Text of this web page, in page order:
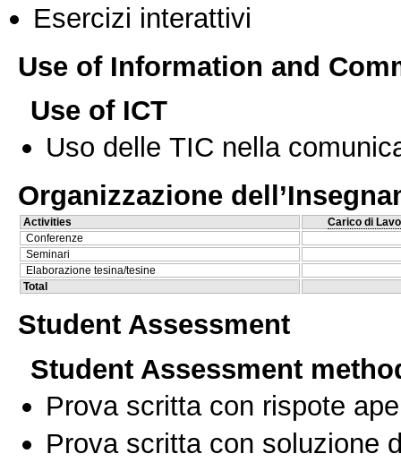
Esercizi interattivi
Use of Information and
Use of ICT
Uso delle TIC nella
Organizzazione
Activities
Carico di
Conferenze
Seminari
Elaborazione tesina/tesine
Total
Student Assessment
Student Assessment
Prova scritta con rispote
Prova scritta con soluzione